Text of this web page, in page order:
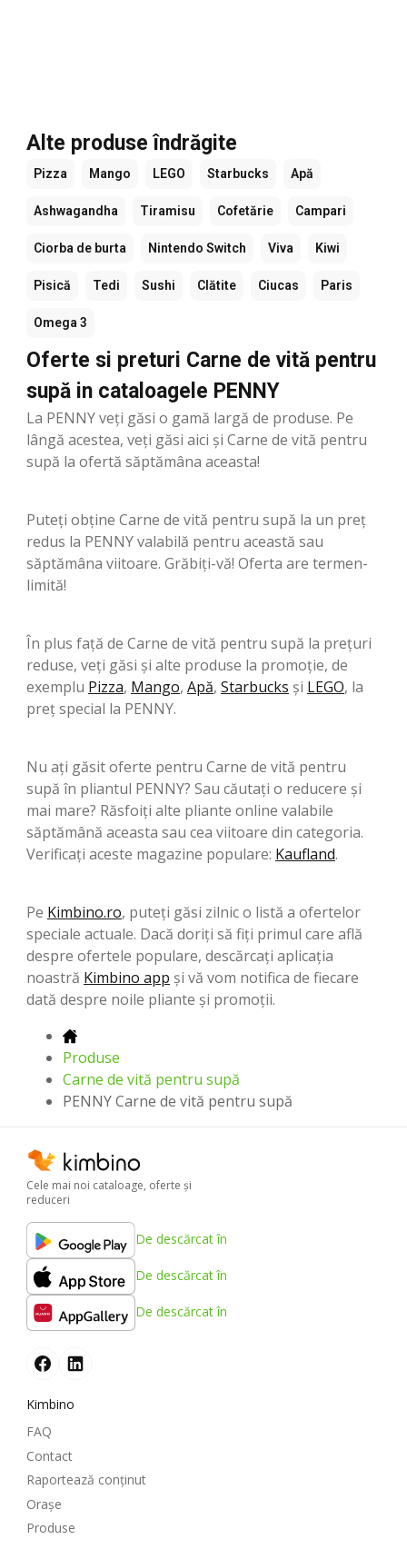
Alte produse îndrăgite
Pizza Mango LEGO Starbucks Apă
Ashwagandha Tiramisu Cofetărie Campari
Ciorba de burta Nintendo Switch Viva Kiwi
Pisică Tedi Sushi Clătite Ciucas Paris
Omega 3
Oferte si preturi Carne de vită pentru
supă in cataloagele PENNY
La PENNY veți găsi o gamă largă de produse. Pe
lângă acestea, veți găsi aici și Carne de vită pentru
supă la ofertă săptămâna aceasta!
Puteți obține Carne de vită pentru supă la un preț
redus la PENNY valabilă pentru această sau
săptămâna viitoare. Grăbiți-vă! Oferta are termen-
limită!
În plus față de Carne de vită pentru supă la prețuri
reduse, veți găsi și alte produse la promoție, de
exemplu Pizza, Mango, Apă, Starbucks şi LEGO, la
preț special la PENNY.
Nu ați găsit oferte pentru Carne de vită pentru
supă în pliantul PENNY? Sau căutați o reducere și
mai mare? Răsfoiți alte pliante online valabile
săptămână aceasta sau cea viitoare din categoria.
Verificați aceste magazine populare: Kaufland.
Pe Kimbino.ro, puteți găsi zilnic o listă a ofertelor
speciale actuale. Dacă doriți să fiți primul care află
despre ofertele populare, descărcați aplicația
noastră Kimbino app și vă vom notifica de fiecare
dată despre noile pliante și promoții.
Produse
Carne de vită pentru supă
PENNY Carne de vită pentru supă
Cele mai noi cataloage, oferte şi
reduceri
De descărcat în
De descărcat în
De descărcat în
Kimbino
FAQ
Contact
Raportează conținut
Oraşe
Produse